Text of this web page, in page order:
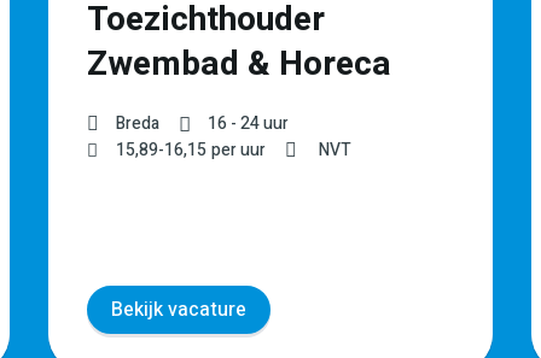
Toezichthouder
Zwembad & Horeca
Breda
16 - 24 uur
15,89-16,15per uur NVT
Bekijk vacature